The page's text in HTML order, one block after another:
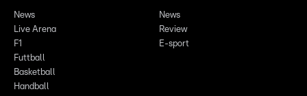
News
Live Arena
F1
Futtball
Basketball
Handball
News
Review
E-sport